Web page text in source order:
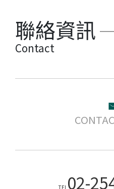
聯絡資訊
Contact
TEL 02-